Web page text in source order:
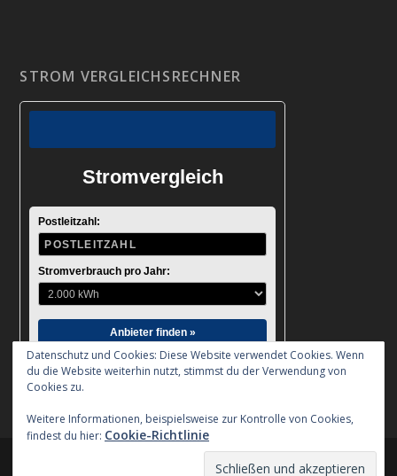
STROM VERGLEICHSRECHNER
Stromvergleich
Postleitzahl:
Stromverbrauch pro Jahr:
Anbieter finden »
| Unterstützt von WordPress
Datenschutz und Cookies: Diese Website verwendet Cookies. Wenn
du die Website weiterhin nutzt, stimmst du der Verwendung von
Cookies zu.
Weitere Informationen, beispielsweise zur Kontrolle von Cookies,
findest du hier: Cookie-Richtlinie